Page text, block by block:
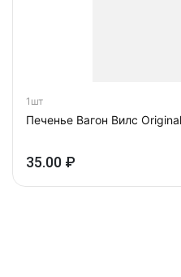
1шт
Печенье Вагон Вилс
35.00 ₽